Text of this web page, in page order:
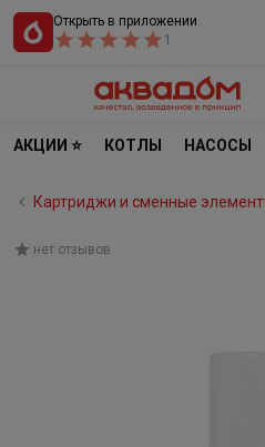
Открыть в приложении
1
АКЦИИ ⭐ КОТЛЫ НАСОСЫ
Картриджи и сменные
нет отзывов